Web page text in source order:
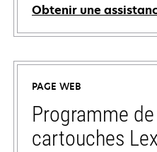
Obtenir une
s’ouvre
dans
nouvel
onglet
PAGE WEB
Programme
cartouches